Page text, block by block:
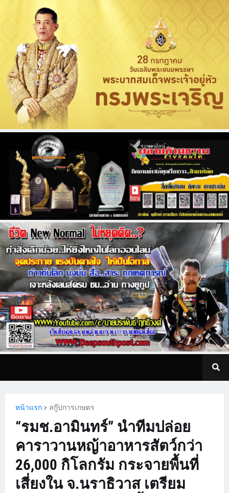
หน้าแรก สกู๊ปการเกษตร
“รมช.อามินทร์” นำทีมปล่อย
คาราวานหญ้าอาหารสัตว์กว่า
26,000 กิโลกรัม กระจายพื้นที่
เสี่ยงใน จ.นราธิวาส เตรียม